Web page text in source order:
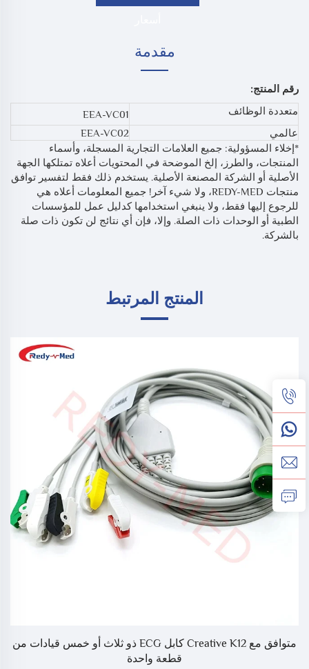
مقدمة
رقم المنتج:
متعددة الوظائف
EEA-VC01
عالمي
EEA-VC02
*إخلاء المسؤولية: جميع العلامات التجارية المسجلة، وأسماء
المنتجات، والطرز، إلخ الموضحة في المحتويات أعلاه تمتلكها الجهة
الأصلية أو الشركة المصنعة الأصلية. يستخدم ذلك فقط لتفسير توافق
منتجات REDY-MED، ولا شيء آخر! جميع المعلومات أعلاه هي
للرجوع إليها فقط، ولا ينبغي استخدامها كدليل عمل للمؤسسات
الطبية أو الوحدات ذات الصلة. وإلا، فإن أي نتائج لن تكون ذات صلة
بالشركة.
المنتج المرتبط
متوافق مع Creative K12 كابل ECG ذو ثلاث أو خمس قيادات من
قطعة واحدة